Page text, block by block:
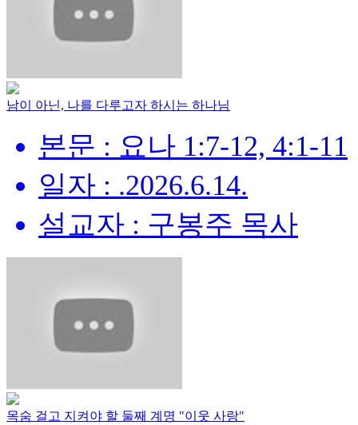
남이 아닌, 나를 다루고자 하시는 하나님
본문 : 요나 1:7-12, 4:1-11
일자 : .2026.6.14.
설교자 : 구봉주 목사
목숨 걸고 지켜야 할 둘째 계명 "이웃 사랑"